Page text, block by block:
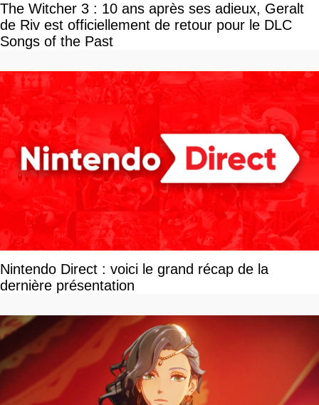
The Witcher 3 : 10 ans après ses adieux, Geralt
de Riv est officiellement de retour pour le DLC
Songs of the Past
Nintendo Direct : voici le grand récap de la
dernière présentation